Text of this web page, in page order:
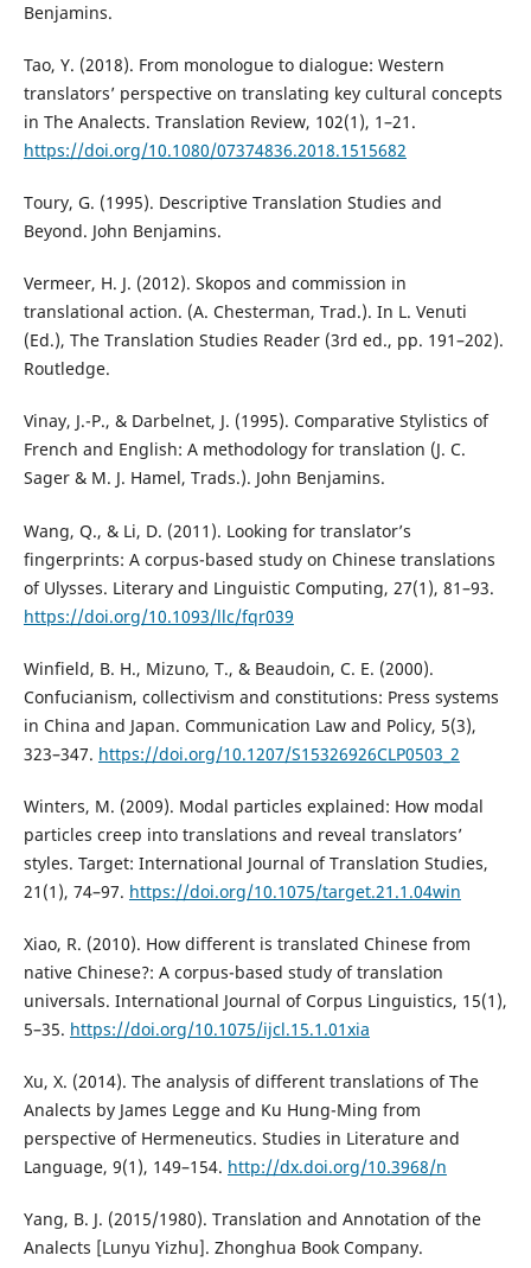
Benjamins.
Tao, Y. (2018). From monologue to dialogue: Western
translators’ perspective on translating key cultural concepts
in The Analects. Translation Review, 102(1), 1–21.
https://doi.org/10.1080/07374836.2018.1515682
Toury, G. (1995). Descriptive Translation Studies and
Beyond. John Benjamins.
Vermeer, H. J. (2012). Skopos and commission in
translational action. (A. Chesterman, Trad.). In L. Venuti
(Ed.), The Translation Studies Reader (3rd ed., pp. 191–202).
Routledge.
Vinay, J.-P., & Darbelnet, J. (1995). Comparative Stylistics of
French and English: A methodology for translation (J. C.
Sager & M. J. Hamel, Trads.). John Benjamins.
Wang, Q., & Li, D. (2011). Looking for translator’s
fingerprints: A corpus-based study on Chinese translations
of Ulysses. Literary and Linguistic Computing, 27(1), 81–93.
https://doi.org/10.1093/llc/fqr039
Winfield, B. H., Mizuno, T., & Beaudoin, C. E. (2000).
Confucianism, collectivism and constitutions: Press systems
in China and Japan. Communication Law and Policy, 5(3),
323–347. https://doi.org/10.1207/S15326926CLP0503_2
Winters, M. (2009). Modal particles explained: How modal
particles creep into translations and reveal translators’
styles. Target: International Journal of Translation Studies,
21(1), 74–97. https://doi.org/10.1075/target.21.1.04win
Xiao, R. (2010). How different is translated Chinese from
native Chinese?: A corpus-based study of translation
universals. International Journal of Corpus Linguistics, 15(1),
5–35. https://doi.org/10.1075/ijcl.15.1.01xia
Xu, X. (2014). The analysis of different translations of The
Analects by James Legge and Ku Hung-Ming from
perspective of Hermeneutics. Studies in Literature and
Language, 9(1), 149–154. http://dx.doi.org/10.3968/n
Yang, B. J. (2015/1980). Translation and Annotation of the
Analects [Lunyu Yizhu]. Zhonghua Book Company.